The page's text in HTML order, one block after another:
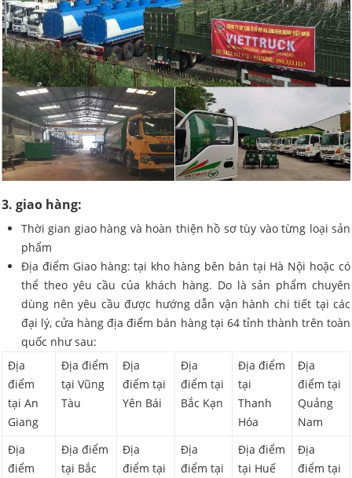
3. giao hàng:
Thời gian giao hàng và hoàn thiện hồ sơ tùy vào từng loại sản
phẩm
Địa điểm Giao hàng: tại kho hàng bên bán tại Hà Nội hoặc có
thể theo yêu cầu của khách hàng. Do là sản phẩm chuyên
dùng nên yêu cầu được hướng dẫn vận hành chi tiết tại các
đại lý, cửa hàng địa điểm bán hàng tại 64 tỉnh thành trên toàn
quốc như sau:
Địa
điểm
tại An
Giang
Địa điểm
tại Vũng
Tàu
Địa
điểm tại
Yên Bái
Địa
điểm tại
Bắc Kạn
Địa điểm
tại
Thanh
Hóa
Địa
điểm tại
Quảng
Nam
Địa
điểm
Địa điểm
tại Bắc
Địa
điểm tại
Địa
điểm tại
Địa điểm
tại Huế
Địa
điểm tại